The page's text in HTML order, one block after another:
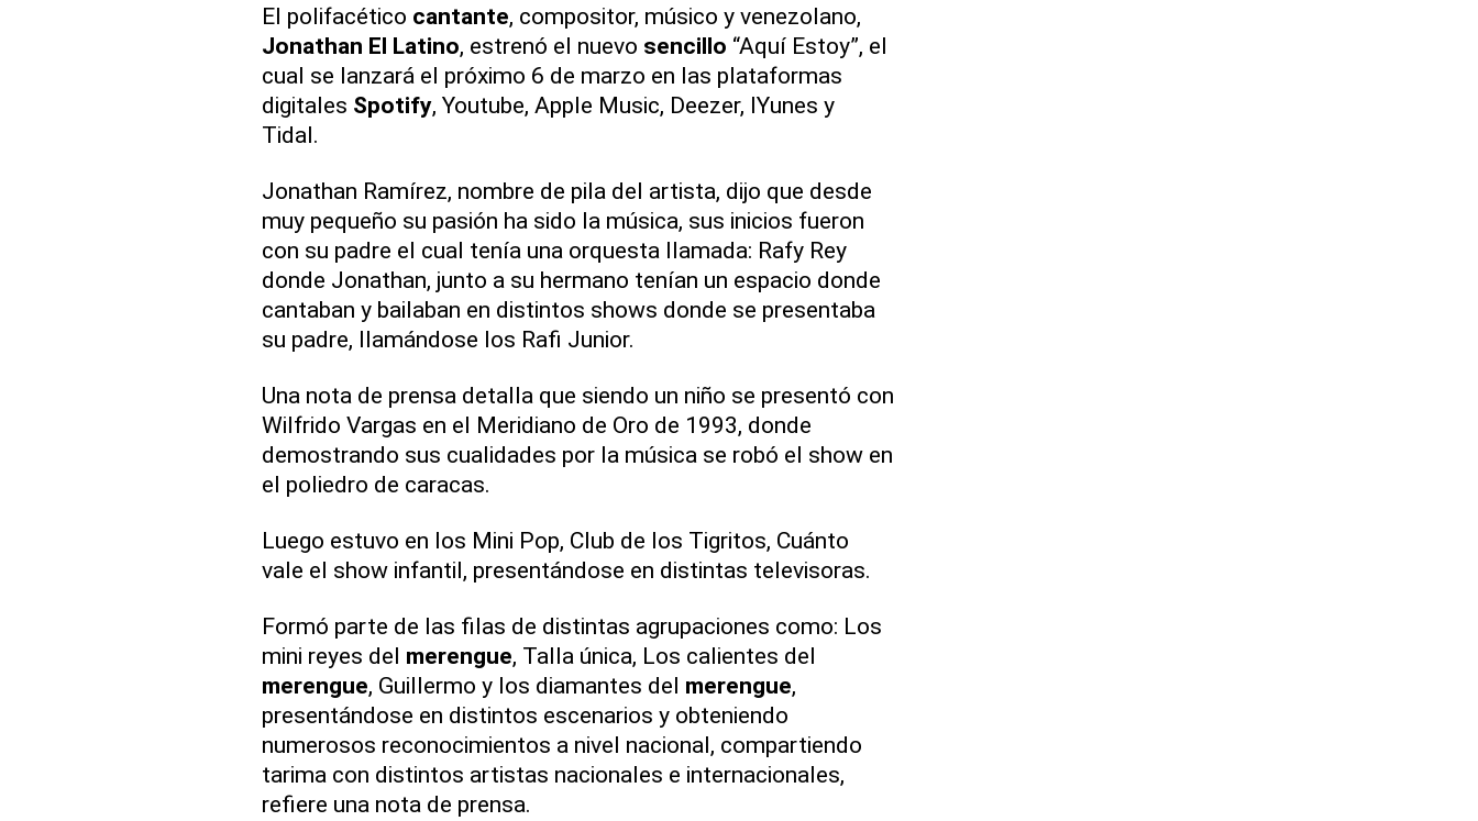
El polifacético cantante, compositor, músico y venezolano,
Jonathan El Latino, estrenó el nuevo sencillo “Aquí Estoy”, el
cual se lanzará el próximo 6 de marzo en las plataformas
digitales Spotify, Youtube, Apple Music, Deezer, IYunes y
Tidal.
Jonathan Ramírez, nombre de pila del artista, dijo que desde
muy pequeño su pasión ha sido la música, sus inicios fueron
con su padre el cual tenía una orquesta llamada: Rafy Rey
donde Jonathan, junto a su hermano tenían un espacio donde
cantaban y bailaban en distintos shows donde se presentaba
su padre, llamándose los Rafi Junior.
Una nota de prensa detalla que siendo un niño se presentó con
Wilfrido Vargas en el Meridiano de Oro de 1993, donde
demostrando sus cualidades por la música se robó el show en
el poliedro de caracas.
Luego estuvo en los Mini Pop, Club de los Tigritos, Cuánto
vale el show infantil, presentándose en distintas televisoras.
Formó parte de las filas de distintas agrupaciones como: Los
mini reyes del merengue, Talla única, Los calientes del
merengue, Guillermo y los diamantes del merengue,
presentándose en distintos escenarios y obteniendo
numerosos reconocimientos a nivel nacional, compartiendo
tarima con distintos artistas nacionales e internacionales,
refiere una nota de prensa.